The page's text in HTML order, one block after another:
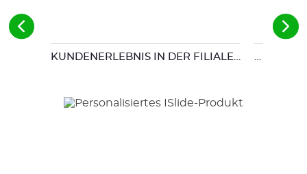
KUNDENERLEBNIS IN DER FILIALE… … MIT